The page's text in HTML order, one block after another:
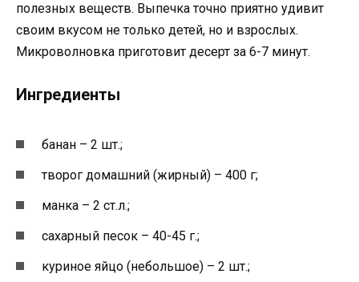
полезных веществ. Выпечка точно приятно удивит
своим вкусом не только детей, но и взрослых.
Микроволновка приготовит десерт за 6-7 минут.
Ингредиенты
банан – 2 шт.;
творог домашний (жирный) – 400 г;
манка – 2 ст.л.;
сахарный песок – 40-45 г.;
куриное яйцо (небольшое) – 2 шт.;